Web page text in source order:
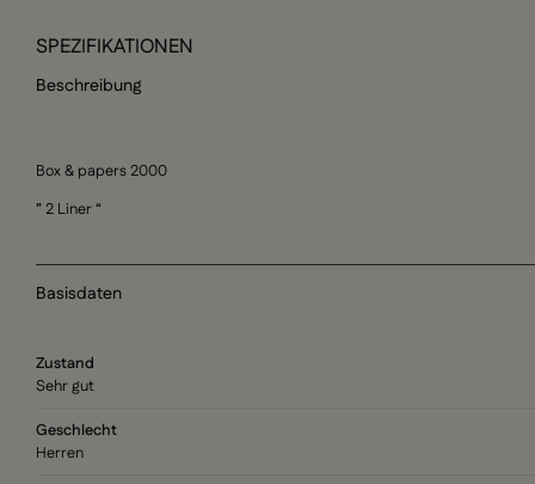
SPEZIFIKATIONEN
Beschreibung
Box & papers 2000
” 2 Liner “
Basisdaten
Zustand
Sehr gut
Geschlecht
Herren